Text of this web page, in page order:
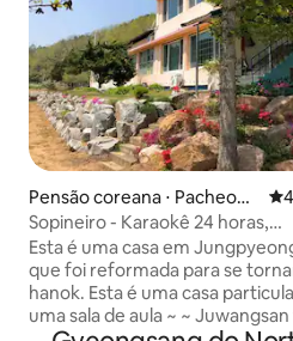
Pensão coreana ⋅ Pacheon-
myeon, Cheongsong
Sopineiro - Karaokê 24 horas,
videogame, dardos eletrônicos,
fogueira, brincadeira na areia,
quadrinhos, quadra de futsal,
shuffleboard, mesa de pingue-
Esta é uma casa em
que foi reformada para se
hanok. Esta é uma casa
uma sala de aula ~ ~ Juwangsan